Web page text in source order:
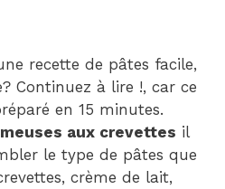
recette de pâtes facile,
Continuez à lire !, car ce
en 15 minutes.
aux crevettes il
le type de pâtes que
crème de lait,